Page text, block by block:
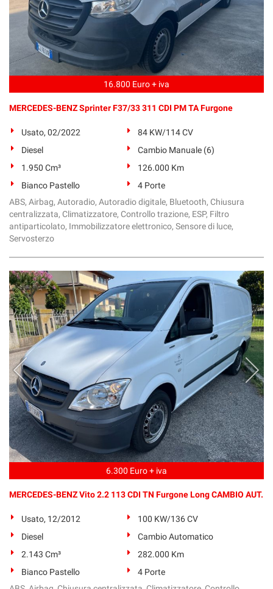
16.800 Euro + iva
MERCEDES-BENZ Sprinter F37/33 311 CDI PM TA Furgone
Usato, 02/2022
84 KW/114 CV
Diesel
Cambio Manuale (6)
1.950 Cm³
126.000 Km
Bianco Pastello
4 Porte
ABS, Airbag, Autoradio, Autoradio digitale, Bluetooth, Chiusura
centralizzata, Climatizzatore, Controllo trazione, ESP, Filtro
antiparticolato, Immobilizzatore elettronico, Sensore di luce,
Servosterzo
6.300 Euro + iva
MERCEDES-BENZ Vito 2.2 113 CDI TN Furgone Long CAMBIO AUT.
Usato, 12/2012
100 KW/136 CV
Diesel
Cambio Automatico
2.143 Cm³
282.000 Km
Bianco Pastello
4 Porte